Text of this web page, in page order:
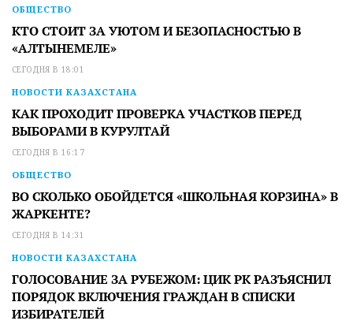
ОБЩЕСТВО
КТО СТОИТ ЗА УЮТОМ И БЕЗОПАСНОСТЬЮ В
«АЛТЫНЕМЕЛЕ»
СЕГОДНЯ В 18:01
НОВОСТИ КАЗАХСТАНА
КАК ПРОХОДИТ ПРОВЕРКА УЧАСТКОВ ПЕРЕД
ВЫБОРАМИ В КУРУЛТАЙ
СЕГОДНЯ В 16:17
ОБЩЕСТВО
ВО СКОЛЬКО ОБОЙДЕТСЯ «ШКОЛЬНАЯ КОРЗИНА» В
ЖАРКЕНТЕ?
СЕГОДНЯ В 14:31
НОВОСТИ КАЗАХСТАНА
ГОЛОСОВАНИЕ ЗА РУБЕЖОМ: ЦИК РК РАЗЪЯСНИЛ
ПОРЯДОК ВКЛЮЧЕНИЯ ГРАЖДАН В СПИСКИ
ИЗБИРАТЕЛЕЙ